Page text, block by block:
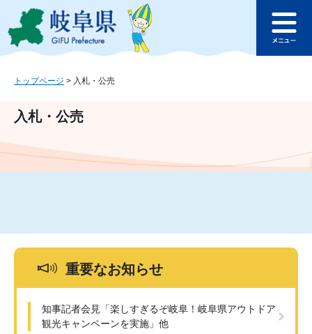
ジ
ュ
文
このページの本文へ
ュ
トップページ > 入札・公売
入札・公売
重要なお知らせ
知事記者会見「楽しすぎるぞ岐阜！岐阜県アウトドア
観光キャンペーンを実施」他